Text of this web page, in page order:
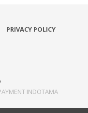
PRIVACY POLICY
INDOTAMA